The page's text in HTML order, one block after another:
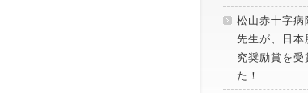
松山赤十字病
先生が、日本
究奨励賞を受
た！